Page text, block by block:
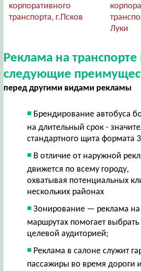
корпоративного
транспорта, г.Псков
Луки
Реклама на
следующие
перед другими видами рекламы
Брендирование автобуса
на длительный срок -
стандартного щита формата
В отличие от наружной
движется по всему городу,
охватывая потенциальных
нескольких районах
Зонирование — реклама на
маршрутах помогает
целевой аудиторией;
Реклама в салоне служит
пассажиры во время дороги